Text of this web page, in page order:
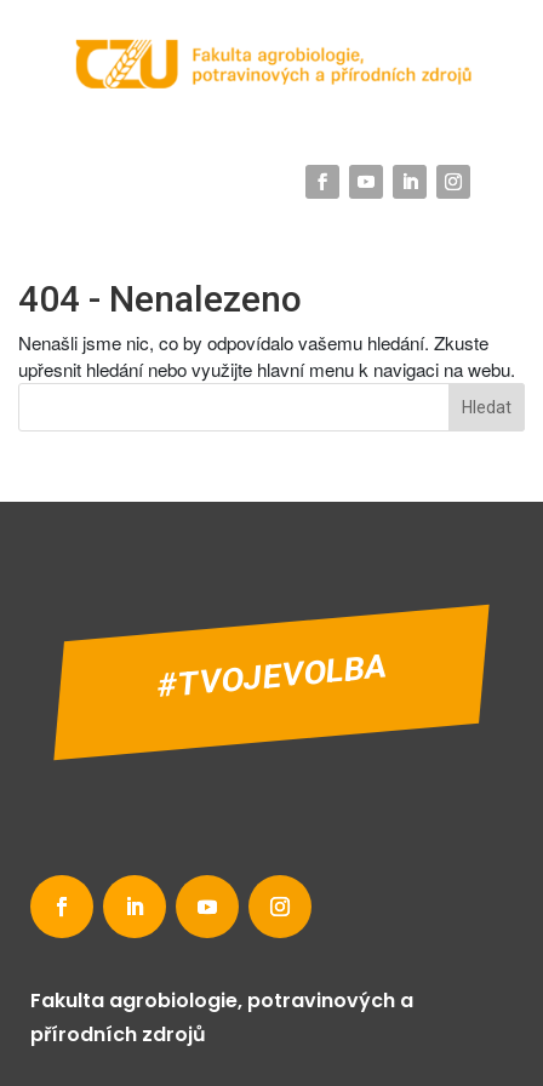
404 - Nenalezeno
Nenašli jsme nic, co by odpovídalo vašemu hledání. Zkuste
upřesnit hledání nebo využijte hlavní menu k navigaci na webu.
#TVOJEVOLBA
Fakulta agrobiologie, potravinových a
přírodních zdrojů